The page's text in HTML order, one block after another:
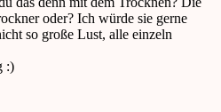
oder? Ich würde sie gerne
so große Lust, alle einzeln
:)